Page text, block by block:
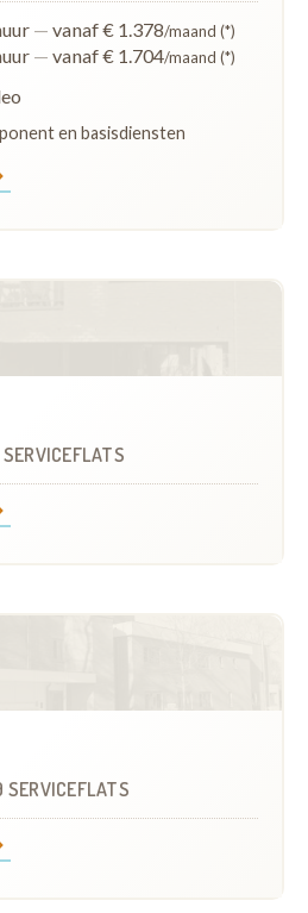
— vanaf € 1.378/maand (*)
— vanaf € 1.704/maand (*)
en basisdiensten
SERVICEFLATS
SERVICEFLATS